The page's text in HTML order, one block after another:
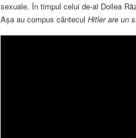
sexuale. În timpul celui de-al Doilea
Așa au compus cânteculHitler are un